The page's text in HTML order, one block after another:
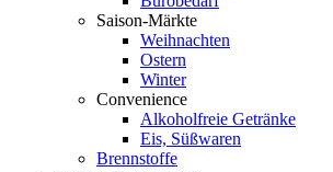
Saison-Märkte
Weihnachten
Ostern
Winter
Convenience
Alkoholfreie Getränke
Eis, Süßwaren
Brennstoffe